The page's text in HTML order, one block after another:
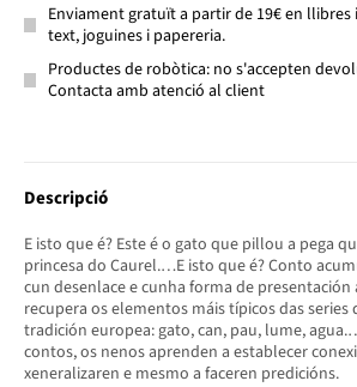
Enviament gratuït a partir de 19€ en llibres
text, joguines i papereria.
Productes de robòtica: no s'accepten
Contacta amb atenció al client
Descripció
E isto que é? Este é o gato que pillou a pega
princesa do Caurel.…E isto que é? Conto
cun desenlace e cunha forma de
recupera os elementos máis típicos das series
tradición europea: gato, can, pau, lume,
contos, os nenos aprenden a establecer
xeneralizaren e mesmo a faceren predicións.